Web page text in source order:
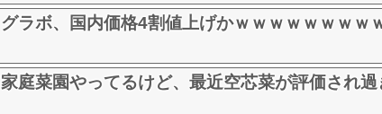
グラボ、国内価格4割値上げかｗｗｗｗｗｗｗｗ
家庭菜園やってるけど、最近空芯菜が評価され過